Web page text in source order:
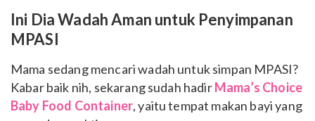
Ini Dia Wadah Aman untuk Penyimpanan
MPASI
Mama sedang mencari wadah untuk simpan MPASI?
Kabar baik nih, sekarang sudah hadirMama’s Choice
Baby Food Container, yaitu tempat makan bayi yang